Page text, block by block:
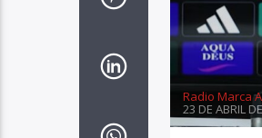
Radio Marca
23 DE ABRIL